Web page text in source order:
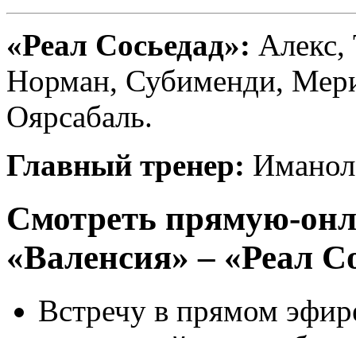
«Реал Сосьедад»: Алекс,
Норман, Субименди,
Оярсабаль.
Главный тренер:
Смотреть прямую-
«Валенсия» – «Реал
Встречу в прямом